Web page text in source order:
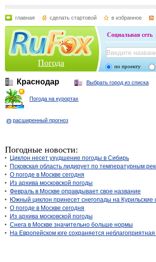
главная сделать стартовой в избранное
Погода
Социальная сеть
по проекту
Краснодар Выбрать город из списка
Погода на курортах
расширенный прогноз
Погодные новости:
Циклон несет ухудшение погоды в Сибирь
Псковская область лидирует по температурным
О погоде в Москве сегодня
Из архива московской погоды
Февраль в Москве оправдывает свое название
Южный циклон принесет снегопады на Курильские
О погоде в Москве сегодня
Из архива московской погоды
Снега в Москве значительно больше нормы
На Европейском юге сохраняется неблагоприятная